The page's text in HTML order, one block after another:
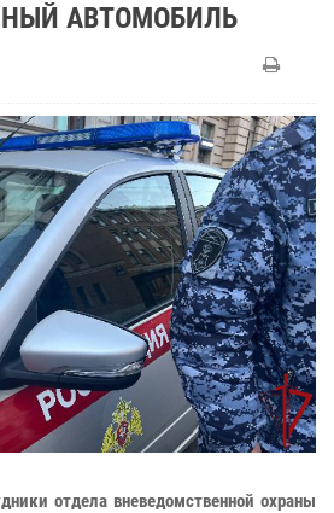
АВТОМОБИЛЬ
отдела вневедомственной охраны